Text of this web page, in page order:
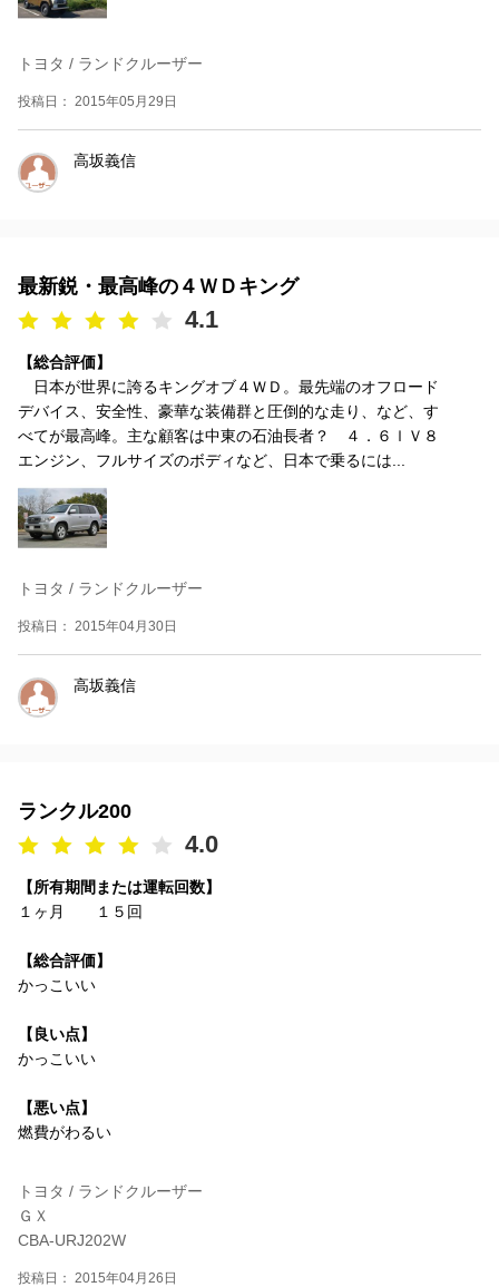
トヨタ / ランドクルーザー
投稿日： 2015年05月29日
高坂義信
最新鋭・最高峰の４ＷＤキング
4.1
【総合評価】
日本が世界に誇るキングオブ４ＷＤ。最先端のオフロード
デバイス、安全性、豪華な装備群と圧倒的な走り、など、す
べてが最高峰。主な顧客は中東の石油長者？ ４．６ｌＶ８
エンジン、フルサイズのボディなど、日本で乗るには...
トヨタ / ランドクルーザー
投稿日： 2015年04月30日
高坂義信
ランクル200
4.0
【所有期間または運転回数】
１ヶ月 １５回
【総合評価】
かっこいい
【良い点】
かっこいい
【悪い点】
燃費がわるい
トヨタ / ランドクルーザー
ＧＸ
CBA-URJ202W
投稿日： 2015年04月26日